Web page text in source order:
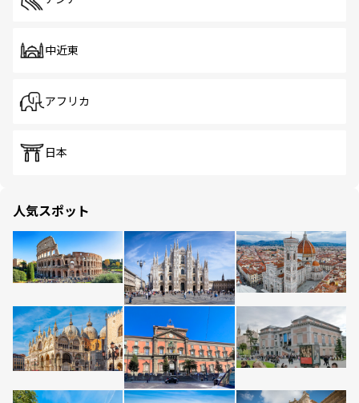
中近東
アフリカ
日本
人気スポット